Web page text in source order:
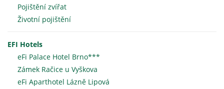
Pojištění zvířat
Životní pojištění
EFI Hotels
eFi Palace Hotel Brno***
Zámek Račice u Vyškova
eFi Aparthotel Lázně Lipová